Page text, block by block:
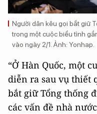
Người dân kêu gọi bắt giữ
trong một cuộc biểu tình
vào ngày 2/1. Ảnh: Yonhap.
“Ở Hàn Quốc, một
diễn ra sau vụ thiết
bắt giữ Tổng thống
các vấn đề nhà